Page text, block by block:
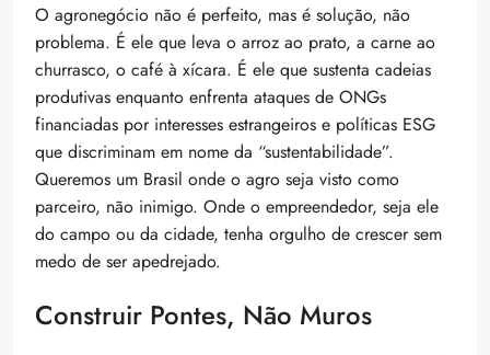
O agronegócio não é perfeito, mas é solução, não
problema. É ele que leva o arroz ao prato, a carne ao
churrasco, o café à xícara. É ele que sustenta cadeias
produtivas enquanto enfrenta ataques de ONGs
financiadas por interesses estrangeiros e políticas ESG
que discriminam em nome da “sustentabilidade”.
Queremos um Brasil onde o agro seja visto como
parceiro, não inimigo. Onde o empreendedor, seja ele
do campo ou da cidade, tenha orgulho de crescer sem
medo de ser apedrejado.
Construir Pontes, Não Muros